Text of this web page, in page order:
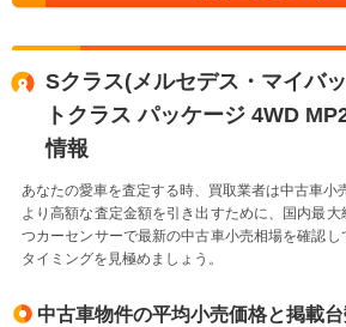
Sクラス(メルセデス・マイバ
トクラス パッケージ 4WD
情報
あなたの愛車を査定する時、買取業者は中古車小
より高額な査定金額を引き出すために、国内最
つカーセンサーで最新の中古車小売相場を確認
タイミングを見極めましょう。
中古車物件の平均小売価格と掲載